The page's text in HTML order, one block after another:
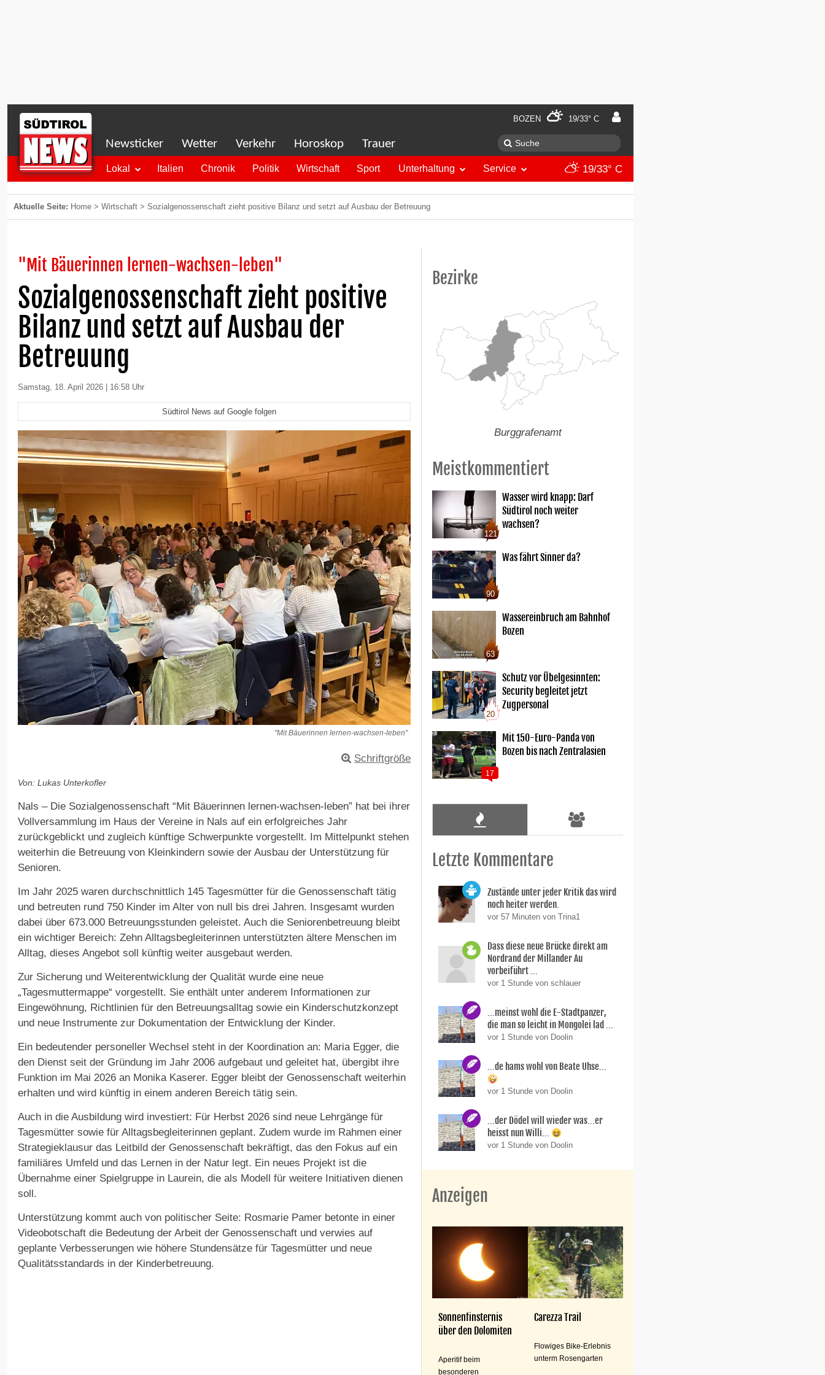
BOZEN 19/33° C
Newsticker Wetter Verkehr Horoskop Trauer
Lokal Italien Chronik Politik Wirtschaft Sport Unterhaltung Service 19/33° C
Aktuelle Seite: Home > Wirtschaft > Sozialgenossenschaft zieht positive Bilanz und setzt auf Ausbau der Betreuung
"Mit Bäuerinnen lernen-wachsen-leben"
Sozialgenossenschaft zieht positive
Bilanz und setzt auf Ausbau der
Betreuung
Samstag, 18. April 2026 | 16:58 Uhr
Südtirol News auf Google folgen
"Mit Bäuerinnen lernen-wachsen-leben"
Schriftgröße
Von: Lukas Unterkofler
Nals – Die Sozialgenossenschaft “Mit Bäuerinnen lernen-wachsen-leben” hat bei ihrer
Vollversammlung im Haus der Vereine in Nals auf ein erfolgreiches Jahr
zurückgeblickt und zugleich künftige Schwerpunkte vorgestellt. Im Mittelpunkt stehen
weiterhin die Betreuung von Kleinkindern sowie der Ausbau der Unterstützung für
Senioren.
Im Jahr 2025 waren durchschnittlich 145 Tagesmütter für die Genossenschaft tätig
und betreuten rund 750 Kinder im Alter von null bis drei Jahren. Insgesamt wurden
dabei über 673.000 Betreuungsstunden geleistet. Auch die Seniorenbetreuung bleibt
ein wichtiger Bereich: Zehn Alltagsbegleiterinnen unterstützten ältere Menschen im
Alltag, dieses Angebot soll künftig weiter ausgebaut werden.
Zur Sicherung und Weiterentwicklung der Qualität wurde eine neue
„Tagesmuttermappe“ vorgestellt. Sie enthält unter anderem Informationen zur
Eingewöhnung, Richtlinien für den Betreuungsalltag sowie ein Kinderschutzkonzept
und neue Instrumente zur Dokumentation der Entwicklung der Kinder.
Ein bedeutender personeller Wechsel steht in der Koordination an: Maria Egger, die
den Dienst seit der Gründung im Jahr 2006 aufgebaut und geleitet hat, übergibt ihre
Funktion im Mai 2026 an Monika Kaserer. Egger bleibt der Genossenschaft weiterhin
erhalten und wird künftig in einem anderen Bereich tätig sein.
Auch in die Ausbildung wird investiert: Für Herbst 2026 sind neue Lehrgänge für
Tagesmütter sowie für Alltagsbegleiterinnen geplant. Zudem wurde im Rahmen einer
Strategieklausur das Leitbild der Genossenschaft bekräftigt, das den Fokus auf ein
familiäres Umfeld und das Lernen in der Natur legt. Ein neues Projekt ist die
Übernahme einer Spielgruppe in Laurein, die als Modell für weitere Initiativen dienen
soll.
Unterstützung kommt auch von politischer Seite: Rosmarie Pamer betonte in einer
Videobotschaft die Bedeutung der Arbeit der Genossenschaft und verwies auf
geplante Verbesserungen wie höhere Stundensätze für Tagesmütter und neue
Qualitätsstandards in der Kinderbetreuung.
Bezirke
Burggrafenamt
Meistkommentiert
121
Wasser wird knapp: Darf
Südtirol noch weiter
wachsen?
90
Was fährt Sinner da?
63
Wassereinbruch am Bahnhof
Bozen
20
Schutz vor Übelgesinnten:
Security begleitet jetzt
Zugpersonal
17
Mit 150-Euro-Panda von
Bozen bis nach Zentralasien
Letzte Kommentare
Zustände unter jeder Kritik das wird
noch heiter werden.
vor 57 Minuten von Trina1
Dass diese neue Brücke direkt am
Nordrand der Millander Au
vorbeiführt ...
vor 1 Stunde von schlauer
...meinst wohl die E-Stadtpanzer,
die man so leicht in Mongolei lad ...
vor 1 Stunde von Doolin
...de hams wohl von Beate Uhse...
vor 1 Stunde von Doolin
...der Dödel will wieder was...er
heisst nun Willi...
vor 1 Stunde von Doolin
Anzeigen
Sonnenfinsternis
über den Dolomiten
Aperitif beim
besonderen
Carezza Trail
Flowiges Bike-Erlebnis
unterm Rosengarten